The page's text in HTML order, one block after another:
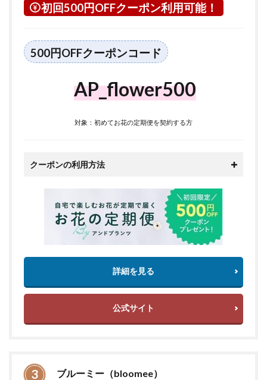
初回500円OFFクーポン利用可能！
500円OFFクーポンコード
AP_flower500
対象：初めてお花の定期便を契約する方
クーポンの利用方法
詳細を見る
公式サイト
ブルーミー（bloomee）